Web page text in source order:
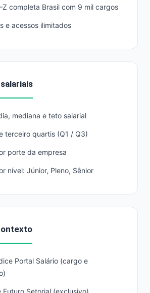
completa Brasil com 9 mil cargos
e acessos ilimitados
mediana e teto salarial
terceiro quartis (Q1 / Q3)
porte da empresa
nível: Júnior, Pleno, Sênior
Portal Salário (cargo e
Futuro Setorial (exclusivo)